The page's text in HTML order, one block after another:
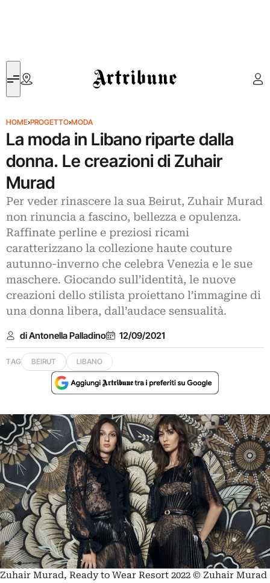
Artribune
HOME›PROGETTO›MODA
La moda in Libano riparte dalla
donna. Le creazioni di Zuhair
Murad
Per veder rinascere la sua Beirut, Zuhair Murad
non rinuncia a fascino, bellezza e opulenza.
Raffinate perline e preziosi ricami
caratterizzano la collezione haute couture
autunno-inverno che celebra Venezia e le sue
maschere. Giocando sull’identità, le nuove
creazioni dello stilista proiettano l’immagine di
una donna libera, dall’audace sensualità.
di Antonella Palladino 12/09/2021
TAG BEIRUT LIBANO
Zuhair Murad, Ready to Wear Resort 2022 © Zuhair Murad